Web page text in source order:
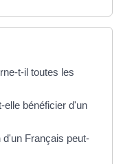
t-il toutes les
elle bénéficier d'un
d'un Français peut-